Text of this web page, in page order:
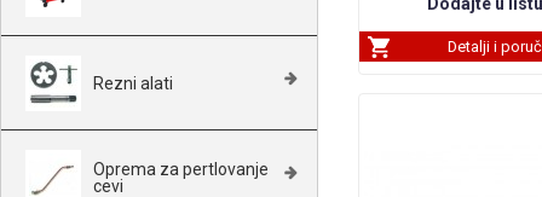
Rezni alati
Oprema za pertlovanje
cevi
Detalji i